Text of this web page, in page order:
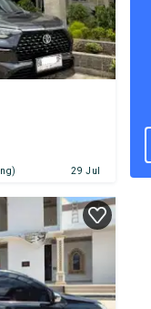
29 Jul